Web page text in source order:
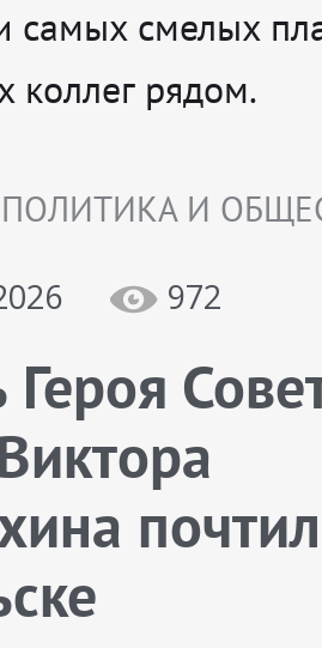
самых смелых
коллег рядом.
И
972